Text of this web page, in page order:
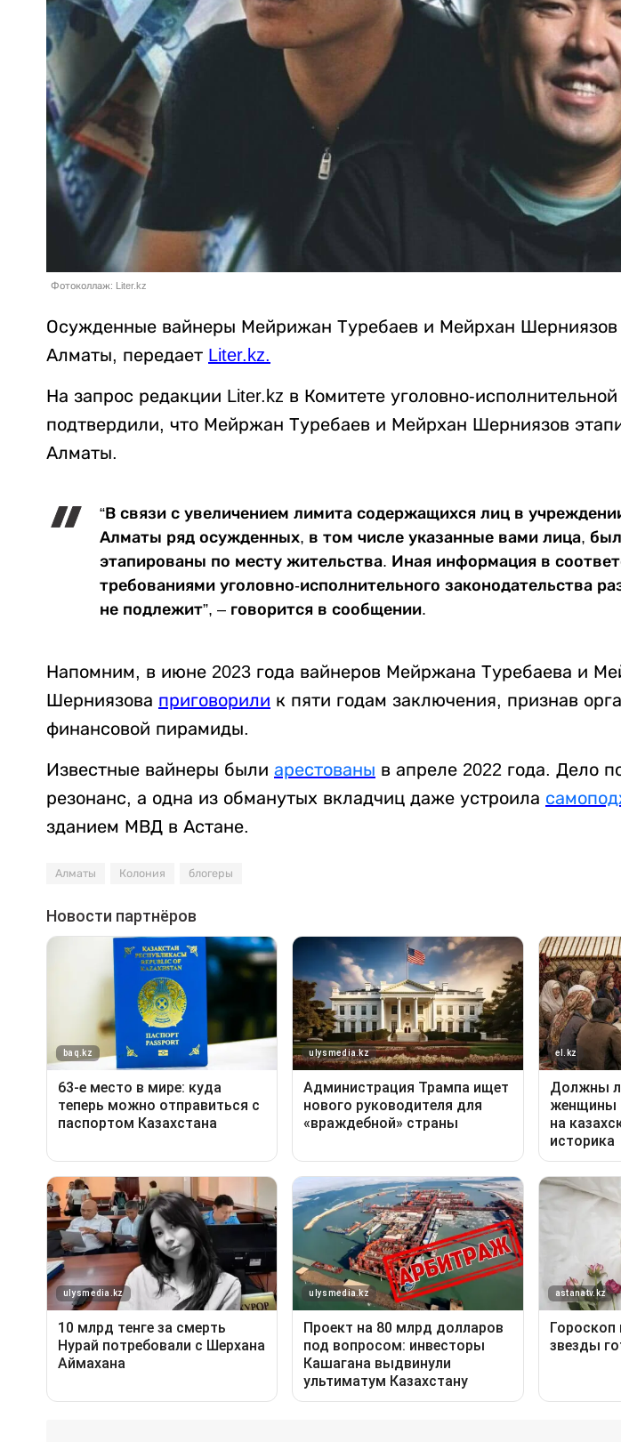
Фотоколлаж: Liter.kz
Осужденные вайнеры Мейрижан Туребаев и Мейрхан Шерниязов
Алматы, передает Liter.kz.
На запрос редакции Liter.kz в Комитете уголовно-
подтвердили, что Мейржан Туребаев и Мейрхан Шерниязов
Алматы.
“В связи с увеличением лимита содержащихся лиц в
Алматы ряд осужденных, в том числе указанные вами лица,
этапированы по месту жительства. Иная информация в
требованиями уголовно-исполнительного законодательства
не подлежит”, – говорится в сообщении.
Напомним, в июне 2023 года вайнеров Мейржана Туребаева и
Шерниязова приговорили к пяти годам заключения, признав
финансовой пирамиды.
Известные вайнеры были арестованы в апреле 2022 года. Дело
резонанс, а одна из обманутых вкладчиц даже устроила
зданием МВД в Астане.
Алматы Колония блогеры